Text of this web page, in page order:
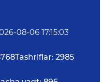
08-06 17:15:03
Tashriflar: 2985